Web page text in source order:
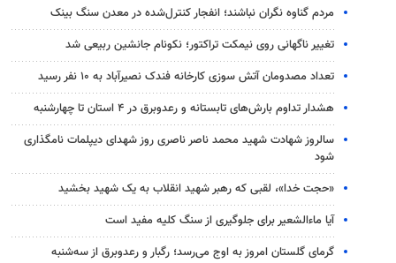
مردم گناوه نگران نباشند؛ انفجار کنترل‌شده در معدن سنگ بینک
تغییر ناگهانی روی نیمکت تراکتور؛ نکونام جانشین ربیعی شد
تعداد مصدومان آتش سوزی کارخانه فندک نصیرآباد به ۱۰ نفر رسید
هشدار تداوم بارش‌های تابستانه و رعدوبرق در ۴ استان تا چهارشنبه
سالروز شهادت شهید محمد ناصر ناصری روز شهدای دیپلمات نامگذاری
شود
«حجت خدا»، لقبی که رهبر شهید انقلاب به یک شهید بخشید
آیا ماءالشعیر برای جلوگیری از سنگ کلیه مفید است
گرمای گلستان امروز به اوج می‌رسد؛ رگبار و رعدوبرق از سه‌شنبه